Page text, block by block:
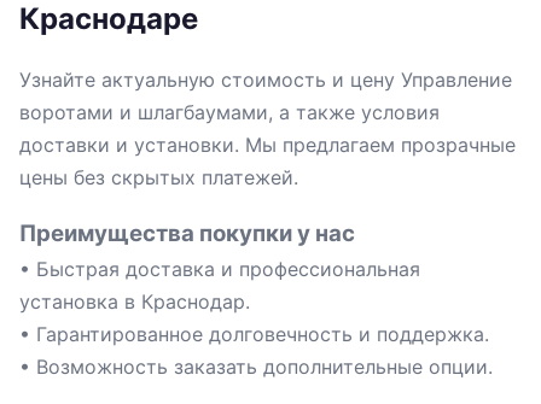
Краснодаре
Узнайте актуальную стоимость и цену Управление
воротами и шлагбаумами, а также условия
доставки и установки. Мы предлагаем прозрачные
цены без скрытых платежей.
Преимущества покупки у нас
• Быстрая доставка и профессиональная
установка в Краснодар.
• Гарантированное долговечность и поддержка.
• Возможность заказать дополнительные опции.